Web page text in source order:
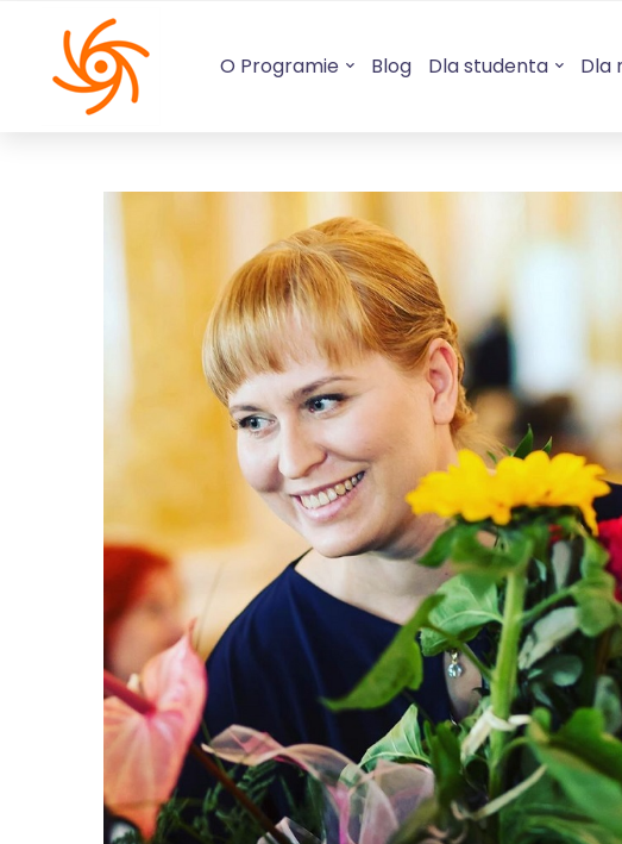
O Programie Blog Dla studenta Dla